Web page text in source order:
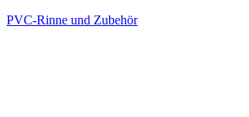
PVC-Rinne und Zubehör